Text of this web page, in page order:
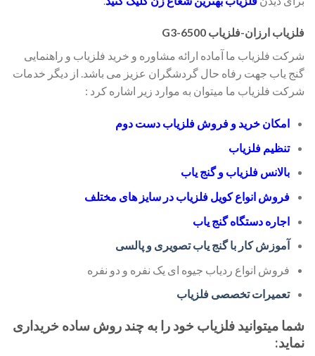
فلزیاب ارزان-فلزیاب G3-6500
شرکت فلزیاب ما آماده ارائه مشاوره و خرید فلزیاب و راهنمایی
گنج یاب جهت رفاه حال گردشگران عزیز می باشد. از دیگر خدمات
شرکت فلزیاب ما میتوان به موارد زیر اشاره کرد :
امکان خرید و فروش فلزیاب دست دوم
تنظیم فلزیاب
بالانس فلزیاب و گنج یاب
فروش انواع کویل فلزیاب در سایز های مختلف
اجاره دستگاه گنج یاب
آموزش کار با گنج یاب تصویری و پالسی
فروش انواع ردیاب جیوه ای یک نفره و دو نفره
تعمیرات تخصصی فلزیاب
شما میتوانید فلزیاب خود را به چند روش ساده خریداری
نماید: